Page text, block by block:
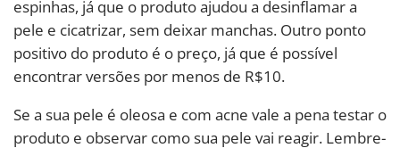
espinhas, já que o produto ajudou a desinflamar a
pele e cicatrizar, sem deixar manchas. Outro ponto
positivo do produto é o preço, já que é possível
encontrar versões por menos de R$10.
Se a sua pele é oleosa e com acne vale a pena testar o
produto e observar como sua pele vai reagir. Lembre-